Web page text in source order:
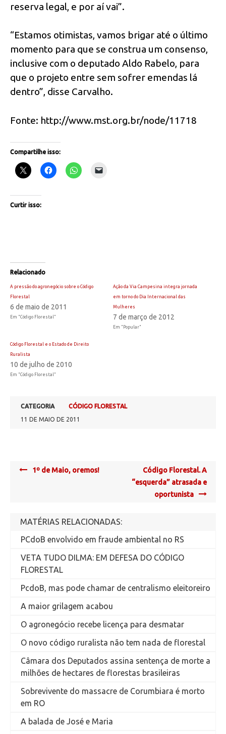
reserva legal, e por aí vai”.
“Estamos otimistas, vamos brigar até o último
momento para que se construa um consenso,
inclusive com o deputado Aldo Rabelo, para
que o projeto entre sem sofrer emendas lá
dentro”, disse Carvalho.
Fonte: http://www.mst.org.br/node/11718
Compartilhe isso:
Curtir isso:
Relacionado
A pressão do agronegócio sobre o Código
Florestal
6 de maio de 2011
Em "Código Florestal"
Ação da Via Campesina integra jornada
em torno do Dia Internacional das
Mulheres
7 de março de 2012
Em "Popular"
Código Florestal e o Estado de Direito
Ruralista
10 de julho de 2010
Em "Código Florestal"
CATEGORIA
CÓDIGO FLORESTAL
11 DE MAIO DE 2011
Post1º de Maio, oremos!
Código Florestal. A
“esquerda” atrasada e
oportunista
MATÉRIAS RELACIONADAS:
PCdoB envolvido em fraude ambiental no RS
VETA TUDO DILMA: EM DEFESA DO CÓDIGO
FLORESTAL
PcdoB, mas pode chamar de centralismo eleitoreiro
A maior grilagem acabou
O agronegócio recebe licença para desmatar
O novo código ruralista não tem nada de florestal
Câmara dos Deputados assina sentença de morte a
milhões de hectares de florestas brasileiras
Sobrevivente do massacre de Corumbiara é morto
em RO
A balada de José e Maria